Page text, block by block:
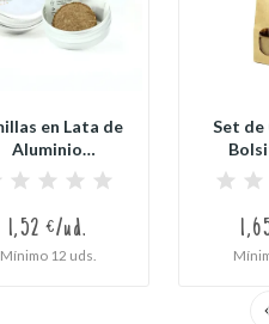
en Lata de
Aluminio
para...
1,52 €/ud.
Mínimo 12 uds.
Set de